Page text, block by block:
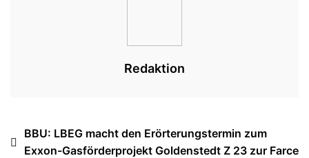
Redaktion
Beitragsnavigation
BBU: LBEG macht den Erörterungstermin zum
Exxon-Gasförderprojekt Goldenstedt Z 23 zur Farce